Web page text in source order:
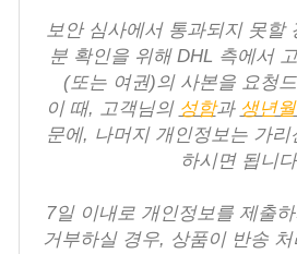
보안 심사에서 통과되지 못할
분 확인을 위해 DHL 측에서
(또는 여권)의 사본을 요청
이 때, 고객님의 성함과 생년
문에, 나머지 개인정보는 가
하시면 됩니
7일 이내로 개인정보를 제출
거부하실 경우, 상품이 반송